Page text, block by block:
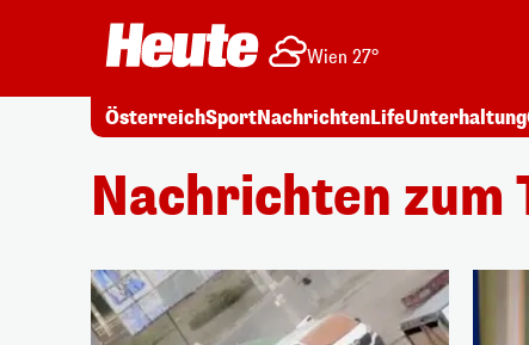
Wien 27°
ÖsterreichSportNachrichtenLifeUnterhaltung
Nachrichten zum